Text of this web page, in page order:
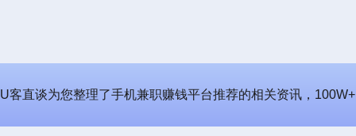
U客直谈为您整理了手机兼职赚钱平台推荐的相关资讯，